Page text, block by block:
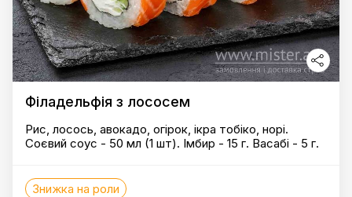
Філадельфія з лососем
Рис, лосось, авокадо, огірок, ікра тобіко, норі.
Соєвий соус - 50 мл (1 шт). Імбир - 15 г. Васабі - 5 г.
Знижка на роли